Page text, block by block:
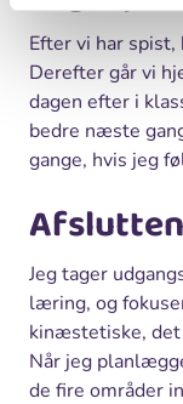
Efter vi har
Derefter går vi
dagen efter i
bedre næste
gange, hvis jeg
Jeg tager
læring, og
kinæstetiske,
Når jeg
de fire områder